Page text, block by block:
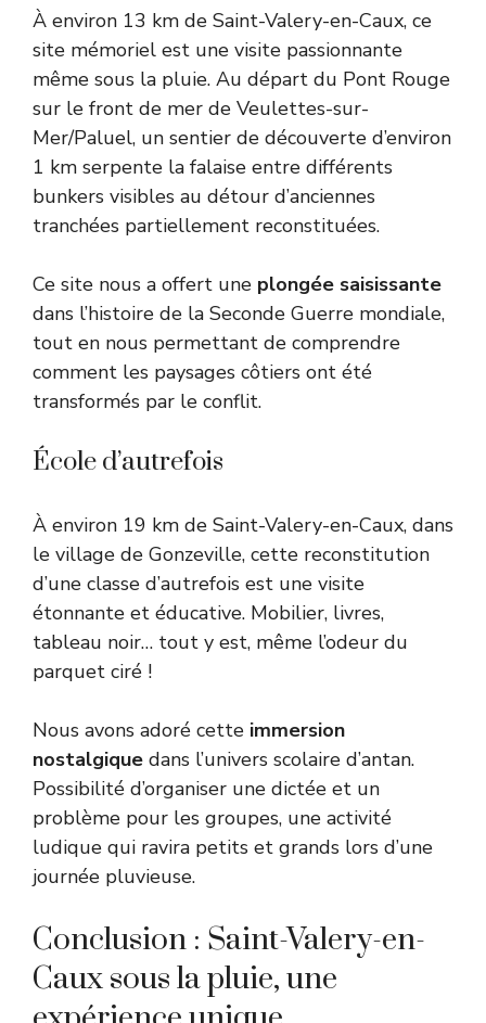
À environ 13 km de Saint-Valery-en-Caux, ce
site mémoriel est une visite passionnante
même sous la pluie. Au départ du Pont Rouge
sur le front de mer de Veulettes-sur-
Mer/Paluel, un sentier de découverte d’environ
1 km serpente la falaise entre différents
bunkers visibles au détour d’anciennes
tranchées partiellement reconstituées.
Ce site nous a offert une plongée saisissante
dans l’histoire de la Seconde Guerre mondiale,
tout en nous permettant de comprendre
comment les paysages côtiers ont été
transformés par le conflit.
École d’autrefois
À environ 19 km de Saint-Valery-en-Caux, dans
le village de Gonzeville, cette reconstitution
d’une classe d’autrefois est une visite
étonnante et éducative. Mobilier, livres,
tableau noir… tout y est, même l’odeur du
parquet ciré !
Nous avons adoré cette immersion
nostalgique dans l’univers scolaire d’antan.
Possibilité d’organiser une dictée et un
problème pour les groupes, une activité
ludique qui ravira petits et grands lors d’une
journée pluvieuse.
Conclusion : Saint-Valery-en-
Caux sous la pluie, une